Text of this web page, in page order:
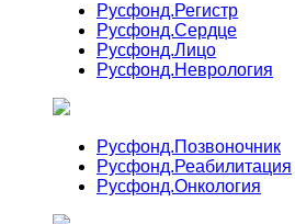
Русфонд.Регистр
Русфонд.Сердце
Русфонд.Лицо
Русфонд.Неврология
Русфонд.Позвоночник
Русфонд.Реабилитация
Русфонд.Онкология